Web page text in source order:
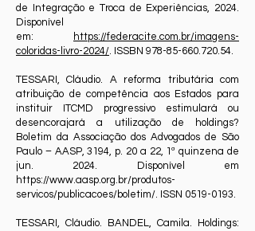
de Integração e Troca de Experiências, 2024.
Disponível
em:
https://federacite.com.br/imagens-
coloridas-livro-2024/. ISSBN 978-85-660.720.54.
TESSARI, Cláudio. A reforma tributária com
atribuição de competência aos Estados para
instituir ITCMD progressivo estimulará ou
desencorajará a utilização de holdings?
Boletim da Associação dos Advogados de São
Paulo – AASP, 3194, p. 20 a 22, 1ª quinzena de
jun. 2024. Disponível em
https://www.aasp.org.br/produtos-
servicos/publicacoes/boletim/. ISSN 0519-0193.
TESSARI, Cláudio. BANDEL, Camila. Holdings: